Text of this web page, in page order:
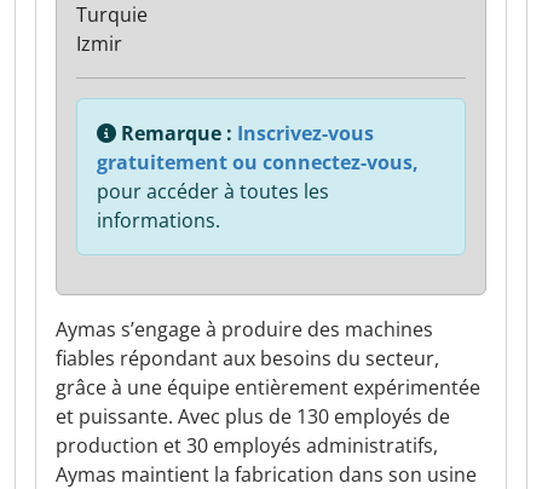
Aymas s’engage à produire des machines
fiables répondant aux besoins du secteur,
grâce à une équipe entièrement expérimentée
et puissante. Avec plus de 130 employés de
production et 30 employés administratifs,
Aymas maintient la fabrication dans son usine
Turquie
Izmir
Remarque : Inscrivez-vous
gratuitement ou connectez-vous,
pour accéder à toutes les
informations.